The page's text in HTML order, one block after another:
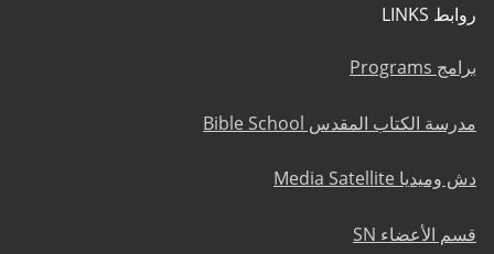
روابط LINKS
برامج Programs
مدرسة الكتاب المقدس Bible School
دش وميديا Media Satellite
قسم الأعضاء SN